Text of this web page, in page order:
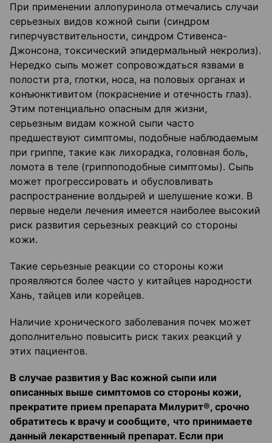
При применении аллопуринола отмечались случаи
серьезных видов кожной сыпи (синдром
гиперчувствительности, синдром Стивенса-
Джонсона, токсический эпидермальный некролиз).
Нередко сыпь может сопровождаться язвами в
полости рта, глотки, носа, на половых органах и
конъюнктивитом (покраснение и отечность глаз).
Этим потенциально опасным для жизни,
серьезным видам кожной сыпи часто
предшествуют симптомы, подобные наблюдаемым
при гриппе, такие как лихорадка, головная боль,
ломота в теле (гриппоподобные симптомы). Сыпь
может прогрессировать и обусловливать
распространение волдырей и шелушение кожи. В
первые недели лечения имеется наиболее высокий
риск развития серьезных реакций со стороны
кожи.
Такие серьезные реакции со стороны кожи
проявляются более часто у китайцев народности
Хань, тайцев или корейцев.
Наличие хронического заболевания почек может
дополнительно повысить риск таких реакций у
этих пациентов.
В случае развития у Вас кожной сыпи или
описанных выше симптомов со стороны кожи,
прекратите прием препарата Милурит®, срочно
обратитесь к врачу и сообщите, что принимаете
данный лекарственный препарат. Если при